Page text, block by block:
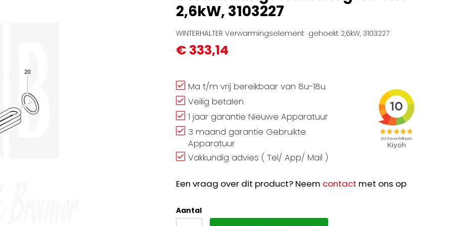
2,6kW, 3103227
WINTERHALTER Verwarmingselement gehoekt 2,6kW, 3103227
€ 333,14
Ma t/m vrij bereikbaar van 8u-18u
Veilig betalen
1 jaar garantie Nieuwe Apparatuur
3 maand garantie Gebruikte
Apparatuur
Vakkundig advies ( Tel/ App/ Mail )
Een vraag over dit product? Neem contact met ons op
Aantal